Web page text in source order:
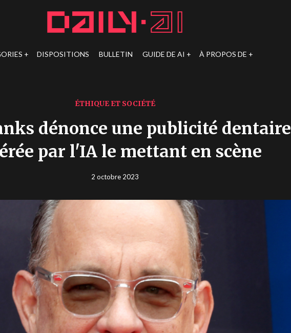
DISPOSITIONS BULLETIN GUIDE DE AI À PROPOS DE
ÉTHIQUE ET SOCIÉTÉ
dénonce une publicité dentaire
par l'IA le mettant en scène
2 octobre 2023